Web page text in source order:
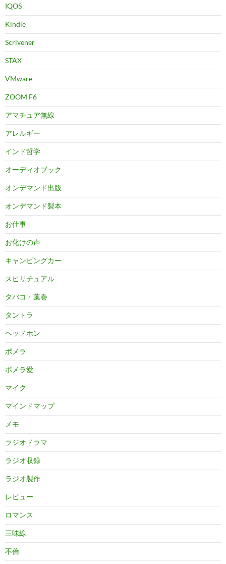
IQOS
Kindle
Scrivener
STAX
VMware
ZOOM F6
アマチュア無線
アレルギー
インド哲学
オーディオブック
オンデマンド出版
オンデマンド製本
お仕事
お化けの声
キャンピングカー
スピリチュアル
タバコ・葉巻
タントラ
ヘッドホン
ポメラ
ポメラ愛
マイク
マインドマップ
メモ
ラジオドラマ
ラジオ収録
ラジオ製作
レビュー
ロマンス
三味線
不倫